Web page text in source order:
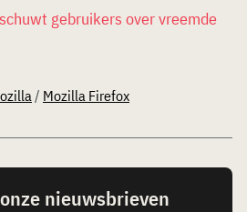
gebruikers over vreemde
/ Mozilla Firefox
nieuwsbrieven